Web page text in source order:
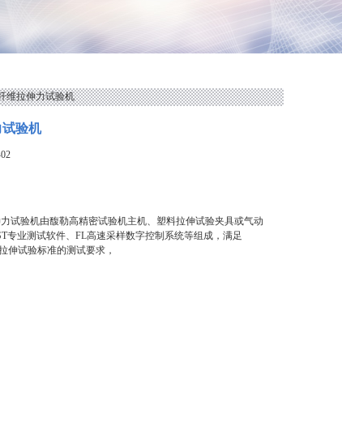
维拉伸力试验机
验机
试验机由馥勒高精密试验机主机、塑料拉伸试验夹具或气动
专业测试软件、FL高速采样数字控制系统等组成，满足
伸试验标准的测试要求，